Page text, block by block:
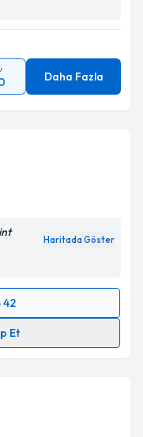
Daha Fazla
Haritada Göster
42
Et
bilgilendireceğiz.